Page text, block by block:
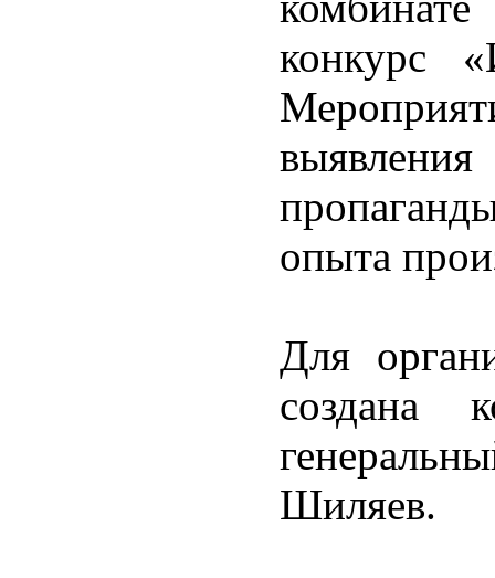
конкурс
опыта
Для
создана
Шиляев.